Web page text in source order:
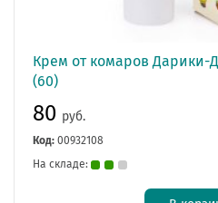
Крем от комаров Дарики-
(60)
80 руб.
Код: 00932108
На складе: